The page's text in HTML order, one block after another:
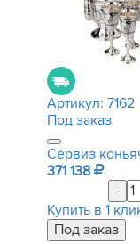
Артикул: 7162
Под заказ
Сервиз
371 138
-
Купить в 1